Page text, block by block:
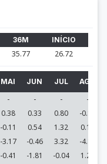
36M INÍCIO
35.77 26.72
MAI JUN JUL AGO
- - - -
0.38 0.33 0.80 -0.16
-0.11 0.54 1.32 0.19
-3.17 -0.46 3.32 -4.15
-0.41 -1.81 -0.04 1.20